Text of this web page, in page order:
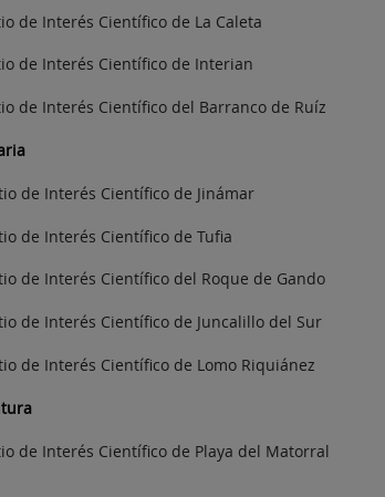
de Interés Científico de La Caleta
de Interés Científico de Interian
de Interés Científico del Barranco de Ruíz
de Interés Científico de Jinámar
de Interés Científico de Tufia
de Interés Científico del Roque de Gando
de Interés Científico de Juncalillo del Sur
de Interés Científico de Lomo Riquiánez
de Interés Científico de Playa del Matorral